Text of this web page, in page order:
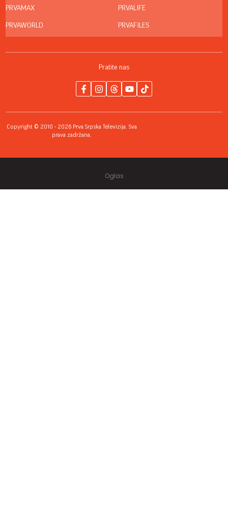
PRVAMAX
PRVAWORLD
PRVALIFE
PRVAFILES
Pratite nas
Copyright © 2010 - 2026 Prva Srpska Televizija. Sva
prava zadržana.